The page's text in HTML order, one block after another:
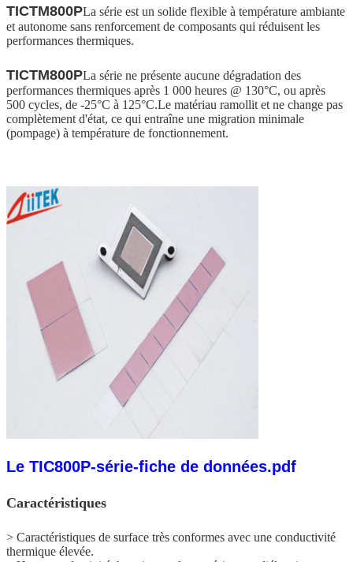
TICTM800PLa série est un solide flexible à température ambiante
et autonome sans renforcement de composants qui réduisent les
performances thermiques.
TICTM800PLa série ne présente aucune dégradation des
performances thermiques après 1 000 heures @ 130°C, ou après
500 cycles, de -25°C à 125°C.Le matériau ramollit et ne change pas
complètement d'état, ce qui entraîne une migration minimale
(pompage) à température de fonctionnement.
Le TIC800P-série-fiche de données.pdf
Caractéristiques
> Caractéristiques de surface très conformes avec une conductivité
thermique élevée.